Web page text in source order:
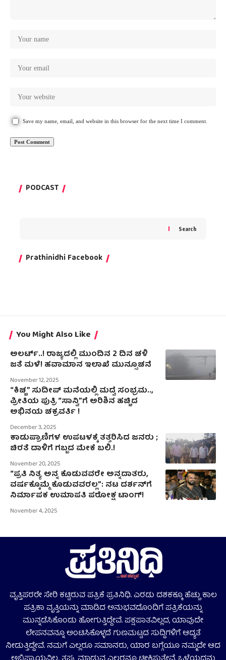
Save my name, email, and website in this browser for the next time I comment.
PODCAST
Search
Prathinidhi Facebook
You Might Also Like
ಅಲರ್ಟ್..!‌ ರಾಜ್ಯದಲ್ಲಿ ಮುಂದಿನ 2 ದಿನ ಚಳಿ
ಜತೆ ಮಳೆ! ಹವಾಮಾನ ಇಲಾಖೆ ಮುನ್ಸೂಚನೆ
November 12, 2025
“ಕಿಚ್ಚ” ಸುದೀಪ್ ಮನೆಯಲ್ಲಿ ಮದ್ವೆ ಸಂಭ್ರಮ..,
ಪ್ರೀತಿಯ ಪುತ್ರಿ “ಸಾನ್ವಿ”ಗೆ ಅರಿಶಿನ ಹಚ್ಚಿದ
ಅಭಿನಯ ಚಕ್ರವರ್ತಿ !
December 3, 2025
ಕಾಡುಪ್ರಾಣಿಗಳ ಉಪಟಳಕ್ಕೆ ತತ್ತರಿಸಿದ ಜನರು ;
ಚಿರತೆ ದಾಳಿಗೆ ಗಬ್ಬದ ಮೇಕೆ ಬಲಿ.!
November 20, 2025
“ಪ್ರತಿ ನಿತ್ಯ ಅನ್ನ ಕೊಡುವವರೇ ಅನ್ನದಾತರು,
ವರ್ಷಕ್ಕೊಮ್ಮೆ ಕೊಡುವವರಲ್ಲ”: ನಟ ದರ್ಶನ್‌ಗೆ
ನಿರ್ಮಾಪಕ ಉಮಾಪತಿ ಪರೋಕ್ಷ ಟಾಂಗ್!
November 4, 2025
ವೃತ್ತಿಪರರೇ ಸೇರಿ ಕಟ್ಟಿರುವ ಪತ್ರಿಕೆ ಪ್ರತಿನಿಧಿ. ಎರಡು ದಶಕಕ್ಕೂ ಹೆಚ್ಚು ಕಾಲ
ಪತ್ರಿಕಾ ವೃತ್ತಿಯನ್ನು ಮಾಡಿದ ಅನುಭವದೊಂದಿಗೆ ಪತ್ರಿಕೆಯನ್ನು
ಮುನ್ನಡೆಸಿಕೊಂಡು ಹೋಗುತ್ತಿದ್ದೇವೆ. ಪಕ್ಷಪಾತವಿಲ್ಲದ, ಯಾವುದೇ
ಲೇಪನವನ್ನೂ ಅಂಟಿಸಿಕೊಳ್ಳದೆ ಗುಣಮಟ್ಟದ ಸುದ್ದಿಗಳಿಗೆ ಆದ್ಯತೆ
ನೀಡುತ್ತಿದ್ದೇವೆ. ನಮಗೆ ಎಲ್ಲರೂ ಸಮಾನರು, ಯಾರ ಬಗ್ಗೆಯೂ ನಮ್ಮದೇ ಆದ